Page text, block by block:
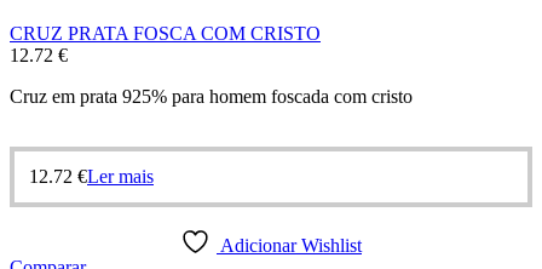
CRUZ PRATA FOSCA COM CRISTO
12.72 €
Cruz em prata 925% para homem foscada com cristo
12.72 €Ler mais
Adicionar Wishlist